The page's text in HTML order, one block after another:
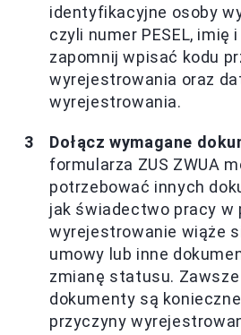
identyfikacyjne osoby
czyli numer PESEL, imię
zapomnij wpisać kodu
wyrejestrowania oraz
wyrejestrowania.
Dołącz wymagane
formularza ZUS ZWUA
potrzebować innych
jak świadectwo pracy w
wyrejestrowanie wiąże
umowy lub inne
zmianę statusu.
dokumenty są
przyczyny